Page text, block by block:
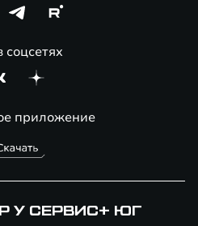
приложение
У СЕРВИС+ ЮГ